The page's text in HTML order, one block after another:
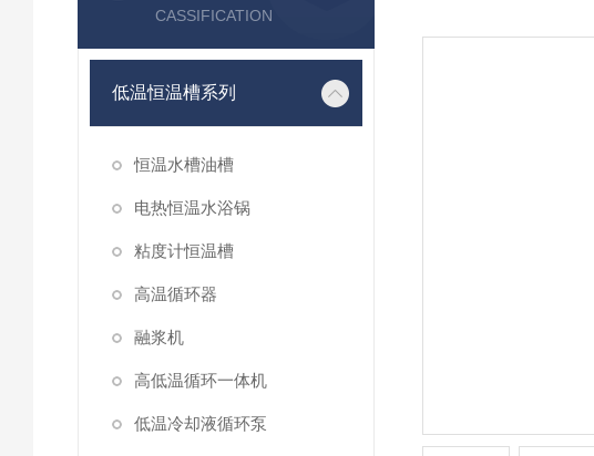
CASSIFICATION
低温恒温槽系列
恒温水槽油槽
电热恒温水浴锅
粘度计恒温槽
高温循环器
融浆机
高低温循环一体机
低温冷却液循环泵